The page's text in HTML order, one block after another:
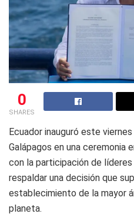
0
SHARES
Ecuador inauguró este
Galápagos en una ceremonia
con la participación de
respaldar una decisión que
establecimiento de la mayor
planeta.